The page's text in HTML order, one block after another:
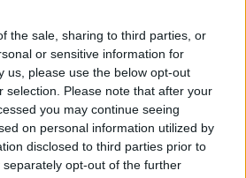
the sale, sharing to third parties, or
or sensitive information for
us, please use the below opt-out
selection. Please note that after your
you may continue seeing
on personal information utilized by
disclosed to third parties prior to
opt-out of the further